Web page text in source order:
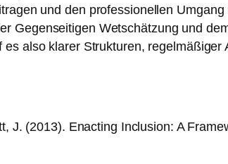
und den professionellen
Gegenseitigen Wetschätzung und
es also klarer Strukturen,
J. (2013). Enacting Inclusion: A